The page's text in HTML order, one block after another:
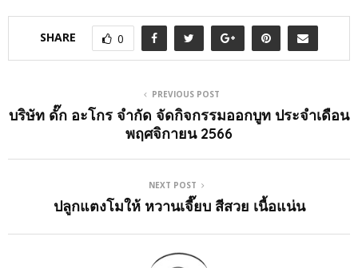
SHARE 0
PREVIOUS POST
บริษัท ดั๊ก อะโกร จำกัด จัดกิจกรรมออกบูท ประจำเดือน
พฤศจิกายน 2566
NEXT POST
ปลูกแตงโมให้ หวานเจี๊ยบ สีสวย เนื้อแน่น